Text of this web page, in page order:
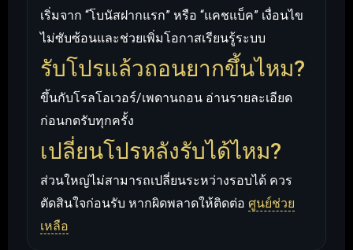
เริ่มจาก “โบนัสฝากแรก” หรือ “แคชแบ็ค” เงื่อนไข
ไม่ซับซ้อนและช่วยเพิ่มโอกาสเรียนรู้ระบบ
รับโปรแล้วถอนยากขึ้นไหม?
ขึ้นกับโรลโอเวอร์/เพดานถอน อ่านรายละเอียด
ก่อนกดรับทุกครั้ง
เปลี่ยนโปรหลังรับได้ไหม?
ส่วนใหญ่ไม่สามารถเปลี่ยนระหว่างรอบได้ ควร
ตัดสินใจก่อนรับ หากผิดพลาดให้ติดต่อ ศูนย์ช่วย
เหลือ